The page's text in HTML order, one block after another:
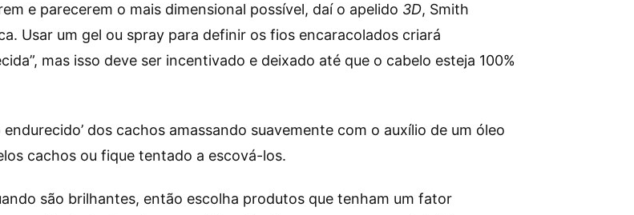
e parecerem o mais dimensional possível, daí o apelido 3D, Smith
Usar um gel ou spray para definir os fios encaracolados criará
mas isso deve ser incentivado e deixado até que o cabelo esteja 100%
dos cachos amassando suavemente com o auxílio de um óleo
cachos ou fique tentado a escová-los.
são brilhantes, então escolha produtos que tenham um fator